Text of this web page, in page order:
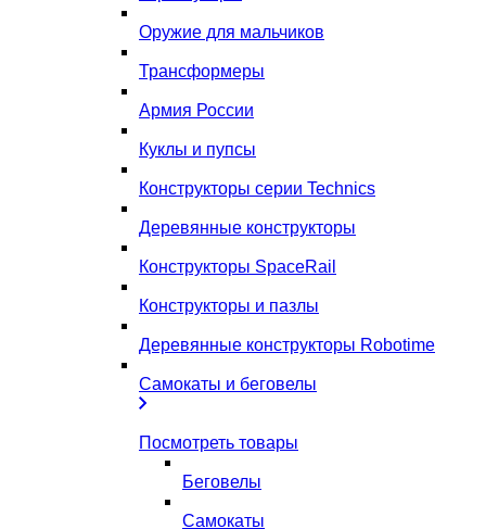
Оружие для мальчиков
Трансформеры
Армия России
Куклы и пупсы
Конструкторы серии Technics
Деревянные конструкторы
Конструкторы SpaceRail
Конструкторы и пазлы
Деревянные конструкторы Robotime
Самокаты и беговелы
Посмотреть товары
Беговелы
Самокаты